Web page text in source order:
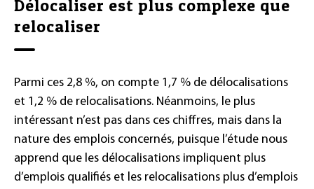
Délocaliser est plus complexe que
relocaliser
Parmi ces 2,8 %, on compte 1,7 % de délocalisations
et 1,2 % de relocalisations. Néanmoins, le plus
intéressant n’est pas dans ces chiffres, mais dans la
nature des emplois concernés, puisque l’étude nous
apprend que les délocalisations impliquent plus
d’emplois qualifiés et les relocalisations plus d’emplois